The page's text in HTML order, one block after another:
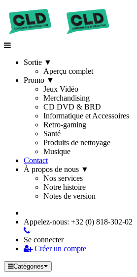
Sortie ▼
Aperçu complet
Promo ▼
Jeux Vidéo
Merchandising
CD DVD & BRD
Informatique et Accessoires
Retro-gaming
Santé
Produits de nettoyage
Musique
Contact
À propos de nous ▼
Nos services
Notre histoire
Notes de version
Appelez-nous: +32 (0) 818-302-02
Se connecter
Créer un compte
Catégories